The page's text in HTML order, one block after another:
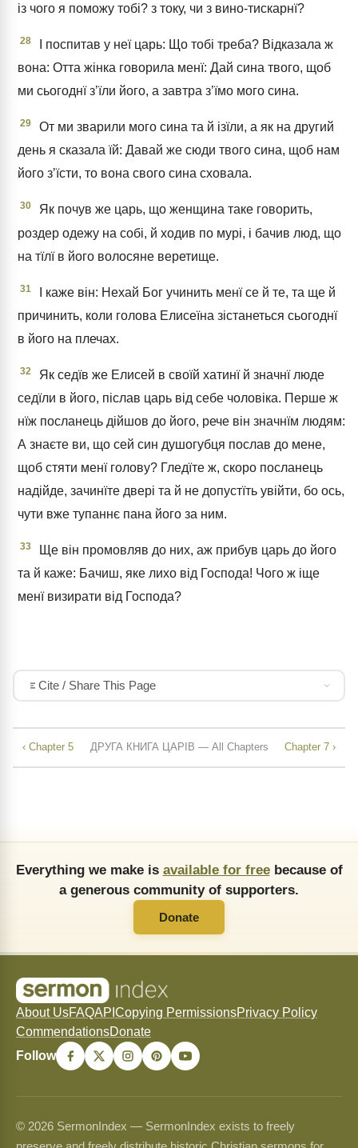
із чого я поможу тобі? з току, чи з вино-тискарнї?
28
І поспитав у неї царь: Що тобі треба? Відказала ж
вона: Отта жінка говорила менї: Дай сина твого, щоб
ми сьогоднї зʼїли його, а завтра зʼїмо мого сина.
29
От ми зварили мого сина та й ізїли, а як на другий
день я сказала їй: Давай же сюди твого сина, щоб нам
його зʼїсти, то вона свого сина сховала.
30
Як почув же царь, що женщина таке говорить,
роздер одежу на собі, й ходив по мурі, і бачив люд, що
на тїлї в його волосяне веретище.
31
І каже він: Нехай Бог учинить менї се й те, та ще й
причинить, коли голова Елисеїна зістанеться сьогоднї
в його на плечах.
32
Як седїв же Елисей в своїй хатинї й значнї люде
седїли в його, післав царь від себе чоловіка. Перше ж
нїж посланець дійшов до його, рече він значнїм людям:
А знаєте ви, що сей син душогубця послав до мене,
щоб стяти менї голову? Гледїте ж, скоро посланець
надійде, зачинїте двері та й не допустїть увійти, бо ось,
чути вже тупаннє пана його за ним.
33
Ще він промовляв до них, аж прибув царь до його
та й каже: Бачиш, яке лихо від Господа! Чого ж іще
менї визирати від Господа?
Cite / Share This Page
‹ Chapter 5 ДРУГА КНИГА ЦАРІВ — All Chapters Chapter 7 ›
Everything we make is available for freebecause of
a generous community of supporters.
Donate
About UsFAQAPI Copying PermissionsPrivacy Policy
CommendationsDonate
Follow
© 2026 SermonIndex — SermonIndex exists to freely